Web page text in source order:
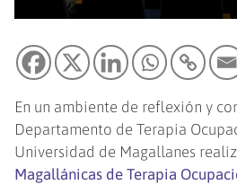
En un ambiente de reflexión y
Departamento de Terapia
Universidad de Magallanes
Magallánicas de Terapia